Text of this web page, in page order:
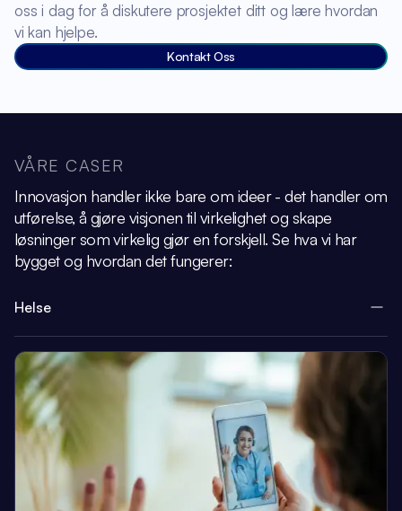
oss i dag for å diskutere prosjektet ditt og lære hvordan
vi kan hjelpe.
Kontakt Oss
VÅRE CASER
Innovasjon handler ikke bare om ideer - det handler om
utførelse, å gjøre visjonen til virkelighet og skape
løsninger som virkelig gjør en forskjell.Se hva vi har
bygget og hvordan det fungerer:
Helse